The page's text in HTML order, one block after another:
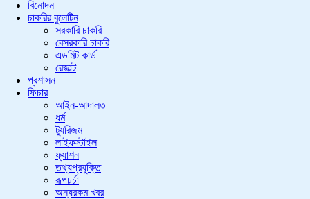
বিনোদন
চাকরির বুলেটিন
সরকারি চাকরি
বেসরকারি চাকরি
এডমিট কার্ড
রেজাল্ট
প্রশাসন
ফিচার
আইন-আদালত
ধর্ম
ট্যুরিজম
লাইফস্টাইল
ফ্যাশন
তথ্যপ্রযুক্তি
রূপচর্চা
অন্যরকম খবর